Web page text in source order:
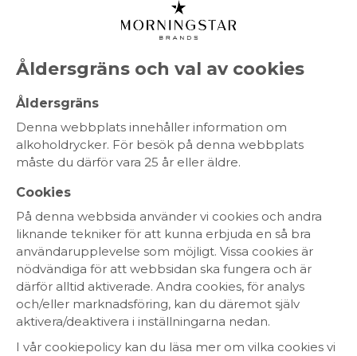
Château de Seguin
Château de Seguin är en välkänd producent
av kvalitetsviner och är beläget i området
Entre-Deux-Mers i Bordeaux. Själva slottet
har anor tillbaka ända till 700-talet och vin
har producerats här i nästan 1000 år.
RÖTT VIN VITT VIN
CHAMPAGNE
MOUSSERANDE
ROSÉVIN SPRIT
Åldersgräns och val av cookies
Åldersgräns
Denna webbplats innehåller information om
alkoholdrycker. För besök på denna webbplats
måste du därför vara 25 år eller äldre.
Cookies
På denna webbsida använder vi cookies och andra
liknande tekniker för att kunna erbjuda en så bra
användarupplevelse som möjligt. Vissa cookies är
nödvändiga för att webbsidan ska fungera och är
därför alltid aktiverade. Andra cookies, för analys
och/eller marknadsföring, kan du däremot själv
aktivera/deaktivera i inställningarna nedan.
I vår cookiepolicy kan du läsa mer om vilka cookies vi